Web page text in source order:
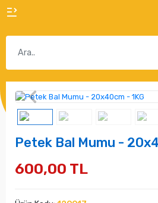
Petek Bal Mumu -
600,00 TL